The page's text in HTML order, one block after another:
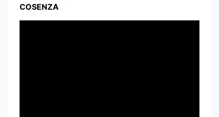
COSENZA